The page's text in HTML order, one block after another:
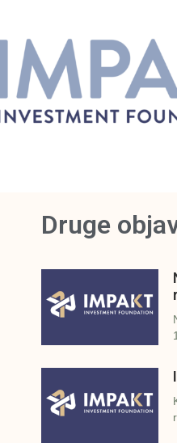
Druge